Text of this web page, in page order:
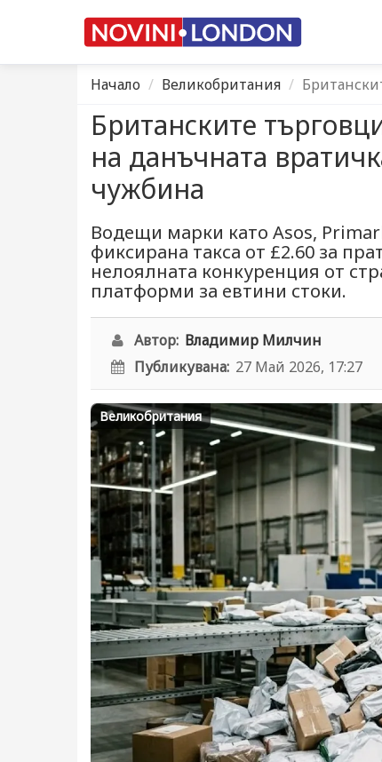
Начало Великобритания
Британските
на данъчната
чужбина
Водещи марки като Asos,
фиксирана такса от £2.60 за
нелоялната конкуренция от
платформи за евтини стоки.
Автор: Владимир Милчин
Публикувана: 27 Май 2026, 17:27
Великобритания